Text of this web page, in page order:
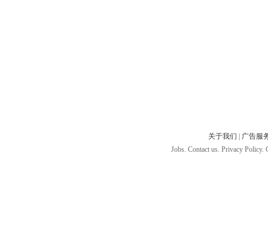
关于我们
广告服
Jobs. Contact us. Privacy